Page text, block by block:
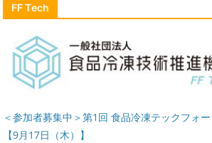
FF Tech
＜参加者募集中＞第1回 食品冷凍テックフォ
【9月17日（木）】